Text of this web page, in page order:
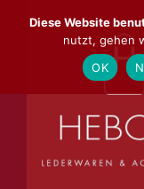
Inhalt
Diese Website
nutzt, gehen
OK